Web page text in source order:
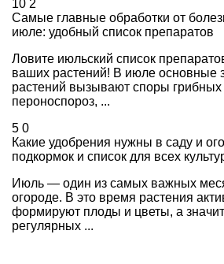
10 2
Самые главные обработки от
июле: удобный список препаратов
Ловите июльский список
ваших растений! В июле основные
растений вызывают споры
пероноспороз, ...
5 0
Какие удобрения нужны в саду и
подкормок и список для всех
Июль — один из самых важных
огороде. В это время растения
формируют плоды и цветы, а
регулярных ...